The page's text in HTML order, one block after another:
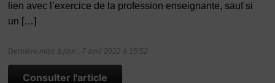
lien avec l’exercice de la profession enseignante, sauf si
un […]
Dernière mise à jour : 7 avril 2022 à 15:52
Consulter l'article